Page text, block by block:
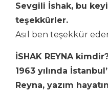
Sevgili İshak, bu
teşekkürler.
Asıl ben teşekkür
İSHAK REYNA
1963 yılında
Reyna, yazım